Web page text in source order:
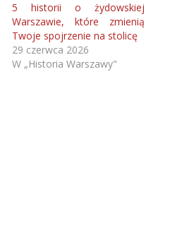
5 historii o żydowskiej
Warszawie, które zmienią
Twoje spojrzenie na stolicę
29 czerwca 2026
W „Historia Warszawy"